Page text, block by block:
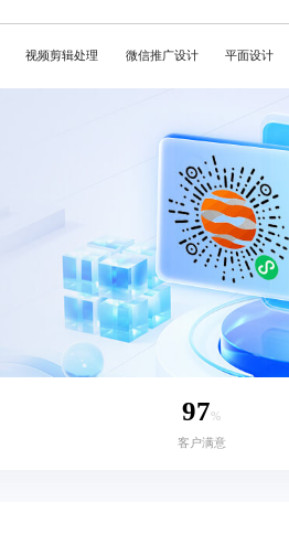
视频剪辑处理 微信推广设计 平面设计
97%
客户满意